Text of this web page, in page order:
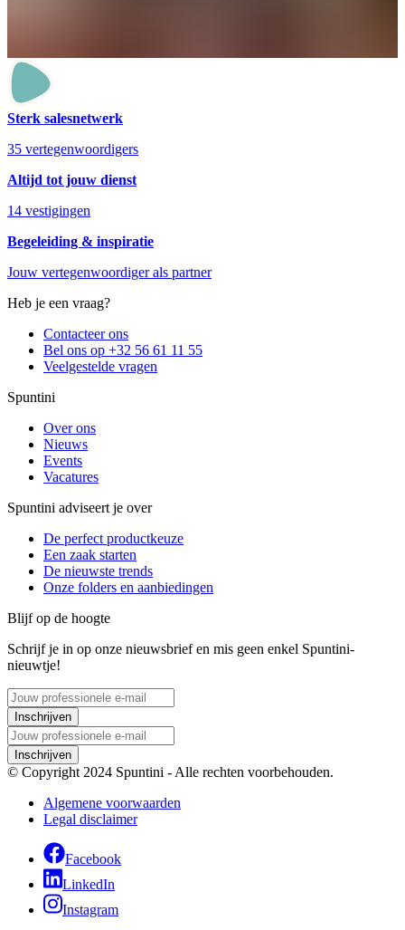
Sterk salesnetwerk
35 vertegenwoordigers
Altijd tot jouw dienst
14 vestigingen
Begeleiding & inspiratie
Jouw vertegenwoordiger als partner
Heb je een vraag?
Contacteer ons
Bel ons op +32 56 61 11 55
Veelgestelde vragen
Spuntini
Over ons
Nieuws
Events
Vacatures
Spuntini adviseert je over
De perfect productkeuze
Een zaak starten
De nieuwste trends
Onze folders en aanbiedingen
Blijf op de hoogte
Schrijf je in op onze nieuwsbrief en mis geen enkel Spuntini-
nieuwtje!
Inschrijven
Inschrijven
© Copyright 2024 Spuntini - Alle rechten voorbehouden.
Algemene voorwaarden
Legal disclaimer
Facebook
LinkedIn
Instagram